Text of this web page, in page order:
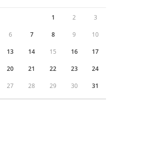
1 2 3
6 7 8 9 10
13 14 15 16 17
20 21 22 23 24
27 28 29 30 31